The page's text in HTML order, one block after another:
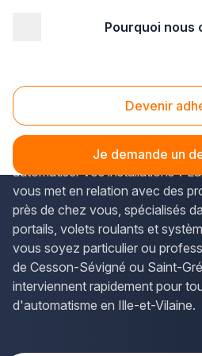
Pourquoi nous
Devenir
Je demande un
Automatisme Rennes
Vous recherchez une
pour moderniser vos
automatiser vos installations ?
vous met en relation avec des
près de chez vous, spécialisés
portails, volets roulants et
vous soyez particulier ou
de Cesson-Sévigné ou Saint-
interviennent rapidement pour
d'automatisme en Ille-et-Vilaine.